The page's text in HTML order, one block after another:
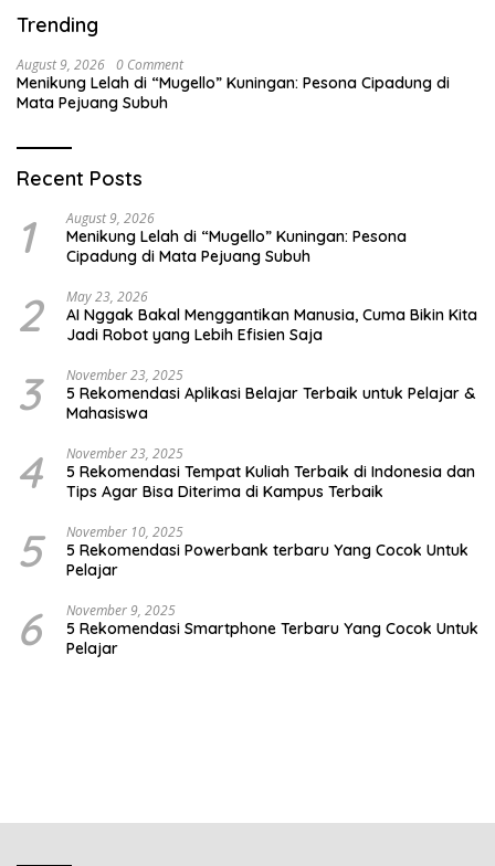
Trending
August 9, 2026 0 Comment
Menikung Lelah di “Mugello” Kuningan: Pesona Cipadung di
Mata Pejuang Subuh
Recent Posts
1 August 9, 2026
Menikung Lelah di “Mugello” Kuningan: Pesona
Cipadung di Mata Pejuang Subuh
2 May 23, 2026
AI Nggak Bakal Menggantikan Manusia, Cuma Bikin Kita
Jadi Robot yang Lebih Efisien Saja
3 November 23, 2025
5 Rekomendasi Aplikasi Belajar Terbaik untuk Pelajar &
Mahasiswa
4 November 23, 2025
5 Rekomendasi Tempat Kuliah Terbaik di Indonesia dan
Tips Agar Bisa Diterima di Kampus Terbaik
5 November 10, 2025
5 Rekomendasi Powerbank terbaru Yang Cocok Untuk
Pelajar
6 November 9, 2025
5 Rekomendasi Smartphone Terbaru Yang Cocok Untuk
Pelajar